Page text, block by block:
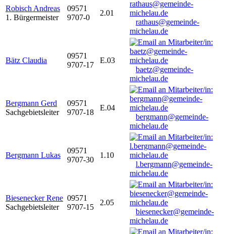
Robisch Andreas
1. Bürgermeister
09571
9707-0
2.01
rathaus@gemeinde-
michelau.de
Bätz Claudia
09571
9707-17
E.03
baetz@gemeinde-
michelau.de
Bergmann Gerd
Sachgebietsleiter
09571
9707-18
E.04
bergmann@gemeinde-
michelau.de
Bergmann Lukas
09571
9707-30
1.10
l.bergmann@gemeinde-
michelau.de
Biesenecker Rene
Sachgebietsleiter
09571
9707-15
2.05
biesenecker@gemeinde-
michelau.de